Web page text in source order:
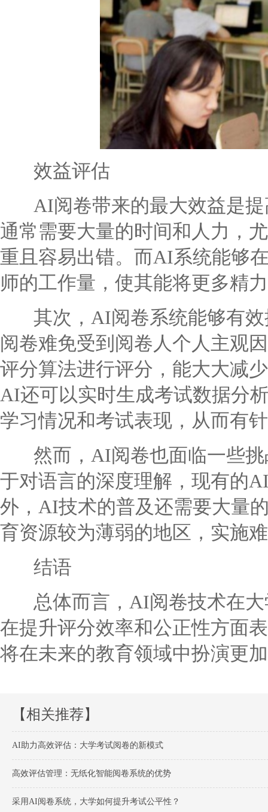
效益评估
AI阅卷带来的最大效益是提
通常需要大量的时间和人力，
重且容易出错。而AI系统能够
师的工作量，使其能将更多精
其次，AI阅卷系统能够有效
阅卷难免受到阅卷人个人主观
评分算法进行评分，能大大减
AI还可以实时生成考试数据分
学习情况和考试表现，从而有
然而，AI阅卷也面临一些挑
于对语言的深度理解，现有的
外，AI技术的普及还需要大量
育资源较为薄弱的地区，实施
结语
总体而言，AI阅卷技术在大
在提升评分效率和公正性方面
将在未来的教育领域中扮演更
【相关推荐】
AI助力高效评估：大学考试阅卷的新模式
高效评估管理：无纸化智能阅卷系统的优势
采用AI阅卷系统，大学如何提升考试公平性？